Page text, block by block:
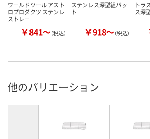
ワールドツール アスト
ロプロダクツ ステンレ
ストレー
￥841～（税込）
ステンレス深型組バッ
ト
￥918～（税込）
トラ
ス深
他のバリエーション